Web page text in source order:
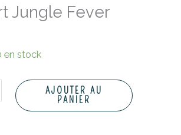
Jungle Fever
en stock
AJOUTER AU
PANIER